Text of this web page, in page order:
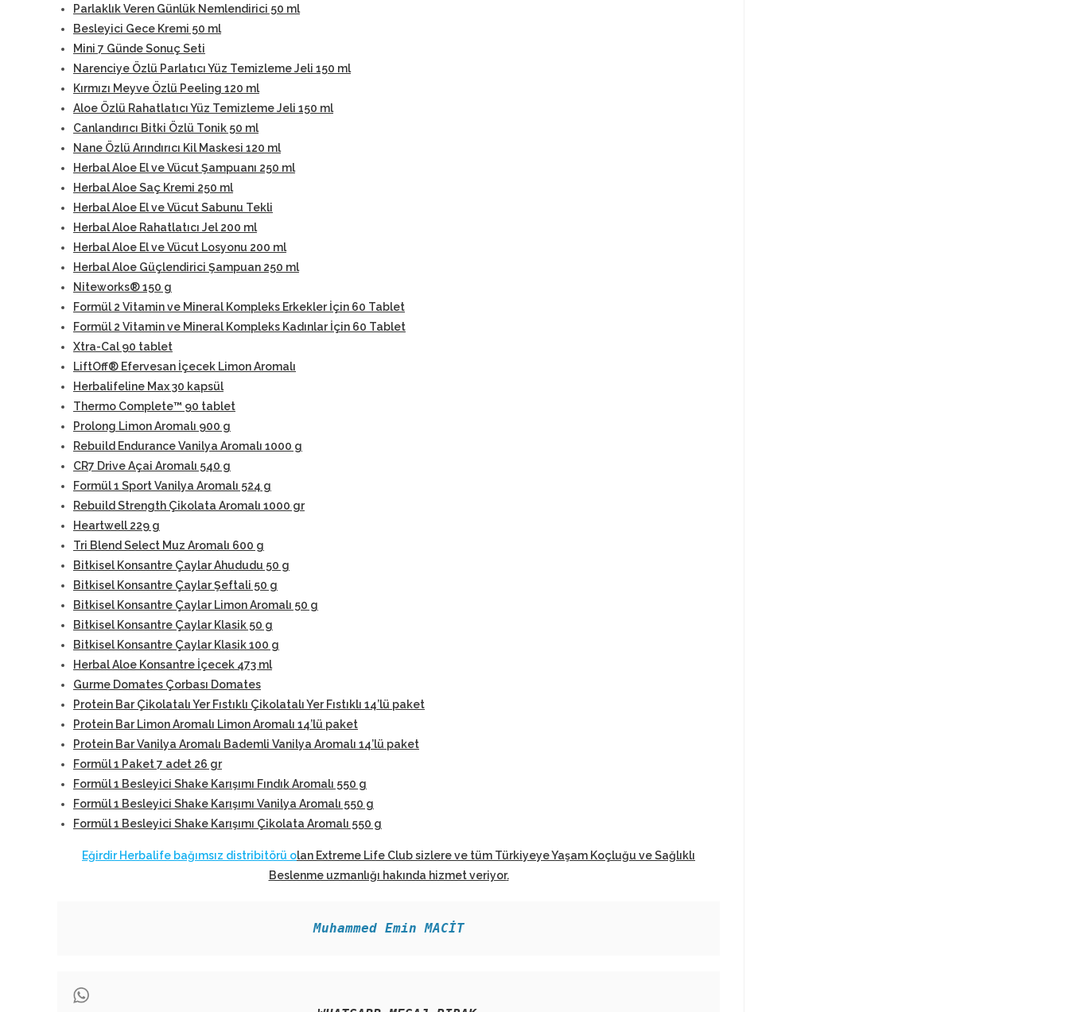
Parlaklık Veren Günlük Nemlendirici 50 ml
Besleyici Gece Kremi 50 ml
Mini 7 Günde Sonuç Seti
Narenciye Özlü Parlatıcı Yüz Temizleme Jeli 150 ml
Kırmızı Meyve Özlü Peeling 120 ml
Aloe Özlü Rahatlatıcı Yüz Temizleme Jeli 150 ml
Canlandırıcı Bitki Özlü Tonik 50 ml
Nane Özlü Arındırıcı Kil Maskesi 120 ml
Herbal Aloe El ve Vücut Şampuanı 250 ml
Herbal Aloe Saç Kremi 250 ml
Herbal Aloe El ve Vücut Sabunu Tekli
Herbal Aloe Rahatlatıcı Jel 200 ml
Herbal Aloe El ve Vücut Losyonu 200 ml
Herbal Aloe Güçlendirici Şampuan 250 ml
Niteworks® 150 g
Formül 2 Vitamin ve Mineral Kompleks Erkekler İçin 60 Tablet
Formül 2 Vitamin ve Mineral Kompleks Kadınlar İçin 60 Tablet
Xtra-Cal 90 tablet
LiftOff® Efervesan İçecek Limon Aromalı
Herbalifeline Max 30 kapsül
Thermo Complete™ 90 tablet
Prolong Limon Aromalı 900 g
Rebuild Endurance Vanilya Aromalı 1000 g
CR7 Drive Açai Aromalı 540 g
Formül 1 Sport Vanilya Aromalı 524 g
Rebuild Strength Çikolata Aromalı 1000 gr
Heartwell 229 g
Tri Blend Select Muz Aromalı 600 g
Bitkisel Konsantre Çaylar Ahududu 50 g
Bitkisel Konsantre Çaylar Şeftali 50 g
Bitkisel Konsantre Çaylar Limon Aromalı 50 g
Bitkisel Konsantre Çaylar Klasik 50 g
Bitkisel Konsantre Çaylar Klasik 100 g
Herbal Aloe Konsantre İçecek 473 ml
Gurme Domates Çorbası Domates
Protein Bar Çikolatalı Yer Fıstıklı Çikolatalı Yer Fıstıklı 14’lü paket
Protein Bar Limon Aromalı Limon Aromalı 14’lü paket
Protein Bar Vanilya Aromalı Bademli Vanilya Aromalı 14’lü paket
Formül 1 Paket 7 adet 26 gr
Formül 1 Besleyici Shake Karışımı Fındık Aromalı 550 g
Formül 1 Besleyici Shake Karışımı Vanilya Aromalı 550 g
Formül 1 Besleyici Shake Karışımı Çikolata Aromalı 550 g
Eğirdir Herbalife bağımsız distribitörü olan Extreme Life Club sizlere ve tüm Türkiyeye Yaşam Koçluğu ve Sağlıklı
Beslenme uzmanlığı hakında hizmet veriyor.
Muhammed Emin MACİT